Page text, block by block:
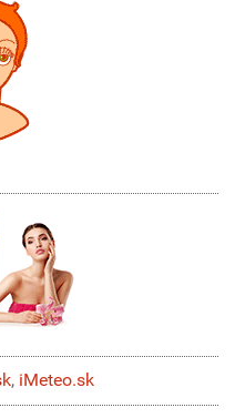
, iMeteo.sk